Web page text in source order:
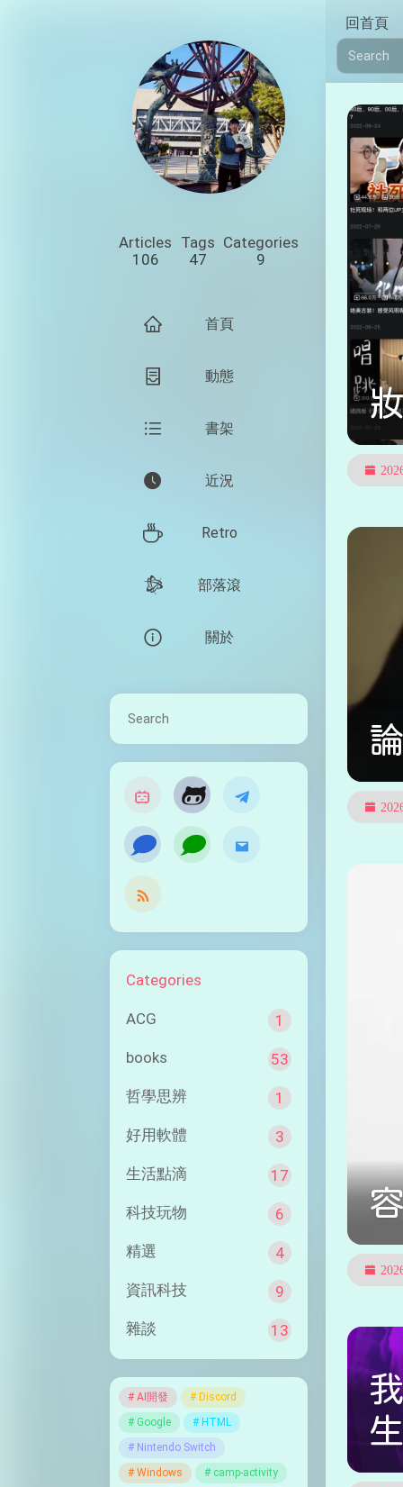
回首頁
Articles
106
Tags
47
Categories
9
首頁
動態
書架
近況
Retro
部落滾
關於

󰭹 󰭹
Categories
ACG 1
books 53
哲學思辨 1
好用軟體 3
生活點滴 17
科技玩物 6
精選 4
資訊科技 9
雜談 13
AI開發
Discord
Google
HTML
Nintendo Switch
Windows
camp-activity